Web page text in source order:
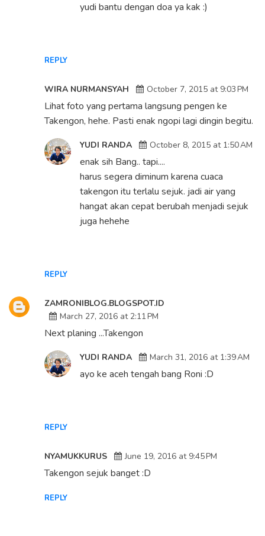
REPLY
yudi bantu dengan doa ya kak :)
WIRA NURMANSYAH October 7, 2015 at 9:03 PM
Lihat foto yang pertama langsung pengen ke
Takengon, hehe. Pasti enak ngopi lagi dingin begitu.
REPLY
YUDI RANDA October 8, 2015 at 1:50 AM
enak sih Bang.. tapi....
harus segera diminum karena cuaca
takengon itu terlalu sejuk. jadi air yang
hangat akan cepat berubah menjadi sejuk
juga hehehe
ZAMRONIBLOG.BLOGSPOT.ID
March 27, 2016 at 2:11 PM
Next planing ...Takengon
REPLY
YUDI RANDA March 31, 2016 at 1:39 AM
ayo ke aceh tengah bang Roni :D
NYAMUKKURUS June 19, 2016 at 9:45 PM
Takengon sejuk banget :D
REPLY